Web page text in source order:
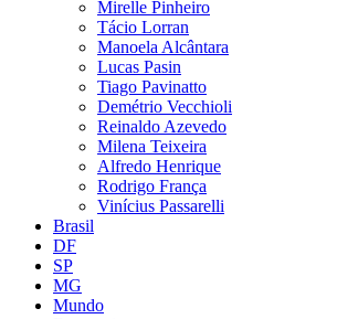
Mirelle Pinheiro
Tácio Lorran
Manoela Alcântara
Lucas Pasin
Tiago Pavinatto
Demétrio Vecchioli
Reinaldo Azevedo
Milena Teixeira
Alfredo Henrique
Rodrigo França
Vinícius Passarelli
Brasil
DF
SP
MG
Mundo